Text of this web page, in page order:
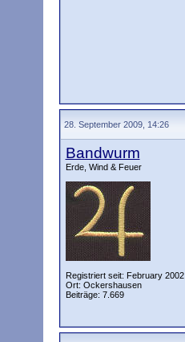
28. September 2009, 14:26
Bandwurm
Erde, Wind & Feuer
Registriert seit: February 2002
Ort: Ockershausen
Beiträge: 7.669